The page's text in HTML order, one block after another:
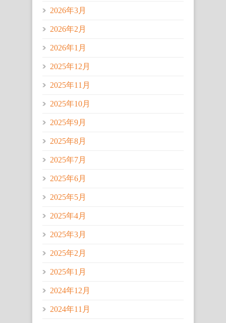
2026年3月
2026年2月
2026年1月
2025年12月
2025年11月
2025年10月
2025年9月
2025年8月
2025年7月
2025年6月
2025年5月
2025年4月
2025年3月
2025年2月
2025年1月
2024年12月
2024年11月